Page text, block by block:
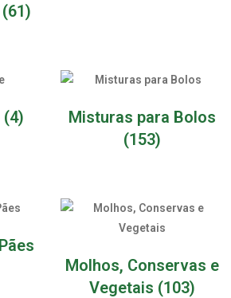
(61)
(4)
Misturas para Bolos
(153)
Molhos, Conservas e
Vegetais (103)